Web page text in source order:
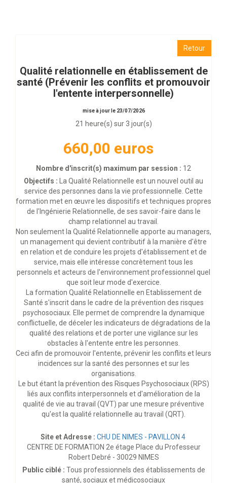
Retour
Qualité relationnelle en établissement de
santé (Prévenir les conflits et promouvoir
l'entente interpersonnelle)
mise à jour le 23/07/2026
21 heure(s) sur 3 jour(s)
660,00 euros
Nombre d'inscrit(s) maximum par session : 12
Objectifs : La Qualité Relationnelle est un nouvel outil au
service des personnes dans la vie professionnelle. Cette
formation met en œuvre les dispositifs et techniques propres
de l'Ingénierie Relationnelle, de ses savoir-faire dans le
champ relationnel au travail.
Non seulement la Qualité Relationnelle apporte au managers,
un management qui devient contributif à la manière d'être
en relation et de conduire les projets d'établissement et de
service, mais elle intéresse concrètement tous les
personnels et acteurs de l'environnement professionnel quel
que soit leur mode d'exercice.
La formation Qualité Relationnelle en Etablissement de
Santé s'inscrit dans le cadre de la prévention des risques
psychosociaux. Elle permet de comprendre la dynamique
conflictuelle, de déceler les indicateurs de dégradations de la
qualité des relations et de porter une vigilance sur les
obstacles à l'entente entre les personnes.
Ceci afin de promouvoir l'entente, prévenir les conflits et leurs
incidences sur la santé des personnes et sur les
organisations.
Le but étant la prévention des Risques Psychosociaux (RPS)
liés aux conflits interpersonnels et d'amélioration de la
qualité de vie au travail (QVT) par une mesure préventive
qu'est la qualité relationnelle au travail (QRT).
Site et Adresse : CHU DE NIMES - PAVILLON 4
CENTRE DE FORMATION 2e étage Place du Professeur
Robert Debré - 30029 NIMES
Public ciblé : Tous professionnels des établissements de
santé, sociaux et médicosociaux